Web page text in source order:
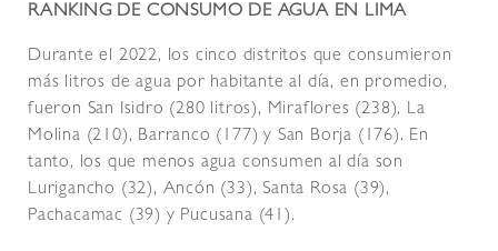
RANKING DE CONSUMO DE AGUA EN LIMA
Durante el 2022, los cinco distritos que consumieron
más litros de agua por habitante al día, en promedio,
fueron San Isidro (280 litros), Miraflores (238), La
Molina (210), Barranco (177) y San Borja (176). En
tanto, los que menos agua consumen al día son
Lurigancho (32), Ancón (33), Santa Rosa (39),
Pachacamac (39) y Pucusana (41).